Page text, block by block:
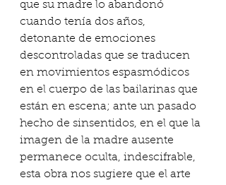
que su madre lo abandonó
cuando tenía dos años,
detonante de emociones
descontroladas que se traducen
en movimientos espasmódicos
en el cuerpo de las bailarinas que
están en escena; ante un pasado
hecho de sinsentidos, en el que la
imagen de la madre ausente
permanece oculta, indescifrable,
esta obra nos sugiere que el arte